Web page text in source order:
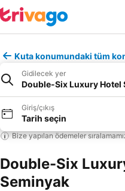
Kuta konumundaki tüm
Gidilecek yer
Double-Six Luxury Hotel
Giriş/çıkış
Tarih seçin
Bize yapılan ödemeler
Double-Six
Seminyak